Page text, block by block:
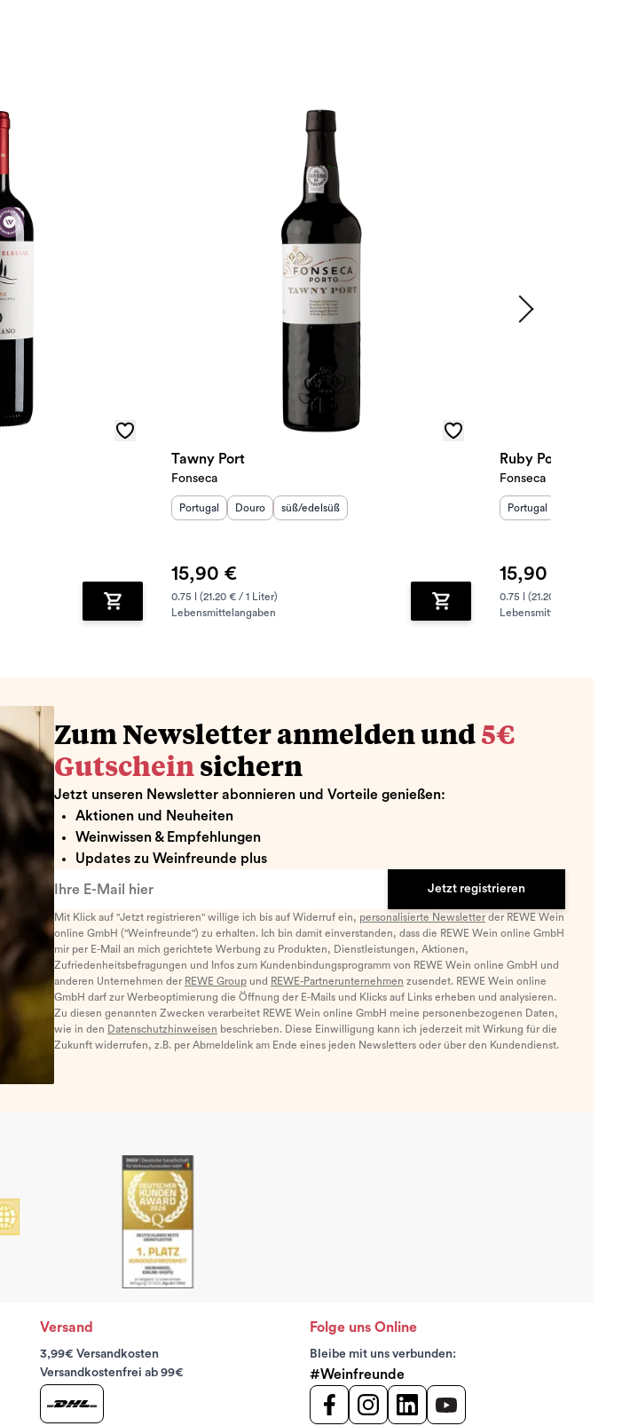
Zum Warenkorb hinzufügen
Tawny Port
Fonseca
Herkunftsland:
Portugal Herkunftsregion:
Douro Geschmack:
süß/edelsüß
15,90 €
0.75 l (21.20 € / 1 Liter)
Lebensmittelangaben
Zum Warenkorb hinzufügen
Ruby Port
Fonseca
Herkunftsland
Portugal
15,90 €
0.75 l (21.20 € / 1 Liter)
Lebensmittelangaben
Zum Newsletter anmelden und 5€
Gutschein sichern
Jetzt unseren Newsletter abonnieren und Vorteile genießen:
Aktionen und Neuheiten
Weinwissen & Empfehlungen
Updates zu Weinfreunde plus
Jetzt registrieren
Mit Klick auf "Jetzt registrieren" willige ich bis auf Widerruf ein, personalisierte Newsletterder REWE Wein
online GmbH ("Weinfreunde") zu erhalten. Ich bin damit einverstanden, dass die REWE Wein online GmbH
mir per E-Mail an mich gerichtete Werbung zu Produkten, Dienstleistungen, Aktionen,
Zufriedenheitsbefragungen und Infos zum Kundenbindungsprogramm von REWE Wein online GmbH und
anderen Unternehmen der REWE Group und REWE-Partnerunternehmen zusendet. REWE Wein online
GmbH darf zur Werbeoptimierung die Öffnung der E-Mails und Klicks auf Links erheben und analysieren.
Zu diesen genannten Zwecken verarbeitet REWE Wein online GmbH meine personenbezogenen Daten,
wie in den Datenschutzhinweisen beschrieben. Diese Einwilligung kann ich jederzeit mit Wirkung für die
Zukunft widerrufen, z.B. per Abmeldelink am Ende eines jeden Newsletters oder über den Kundendienst.
Versand
3,99€ Versandkosten
Versandkostenfrei ab 99€
Folge uns Online
Bleibe mit uns verbunden:
#Weinfreunde